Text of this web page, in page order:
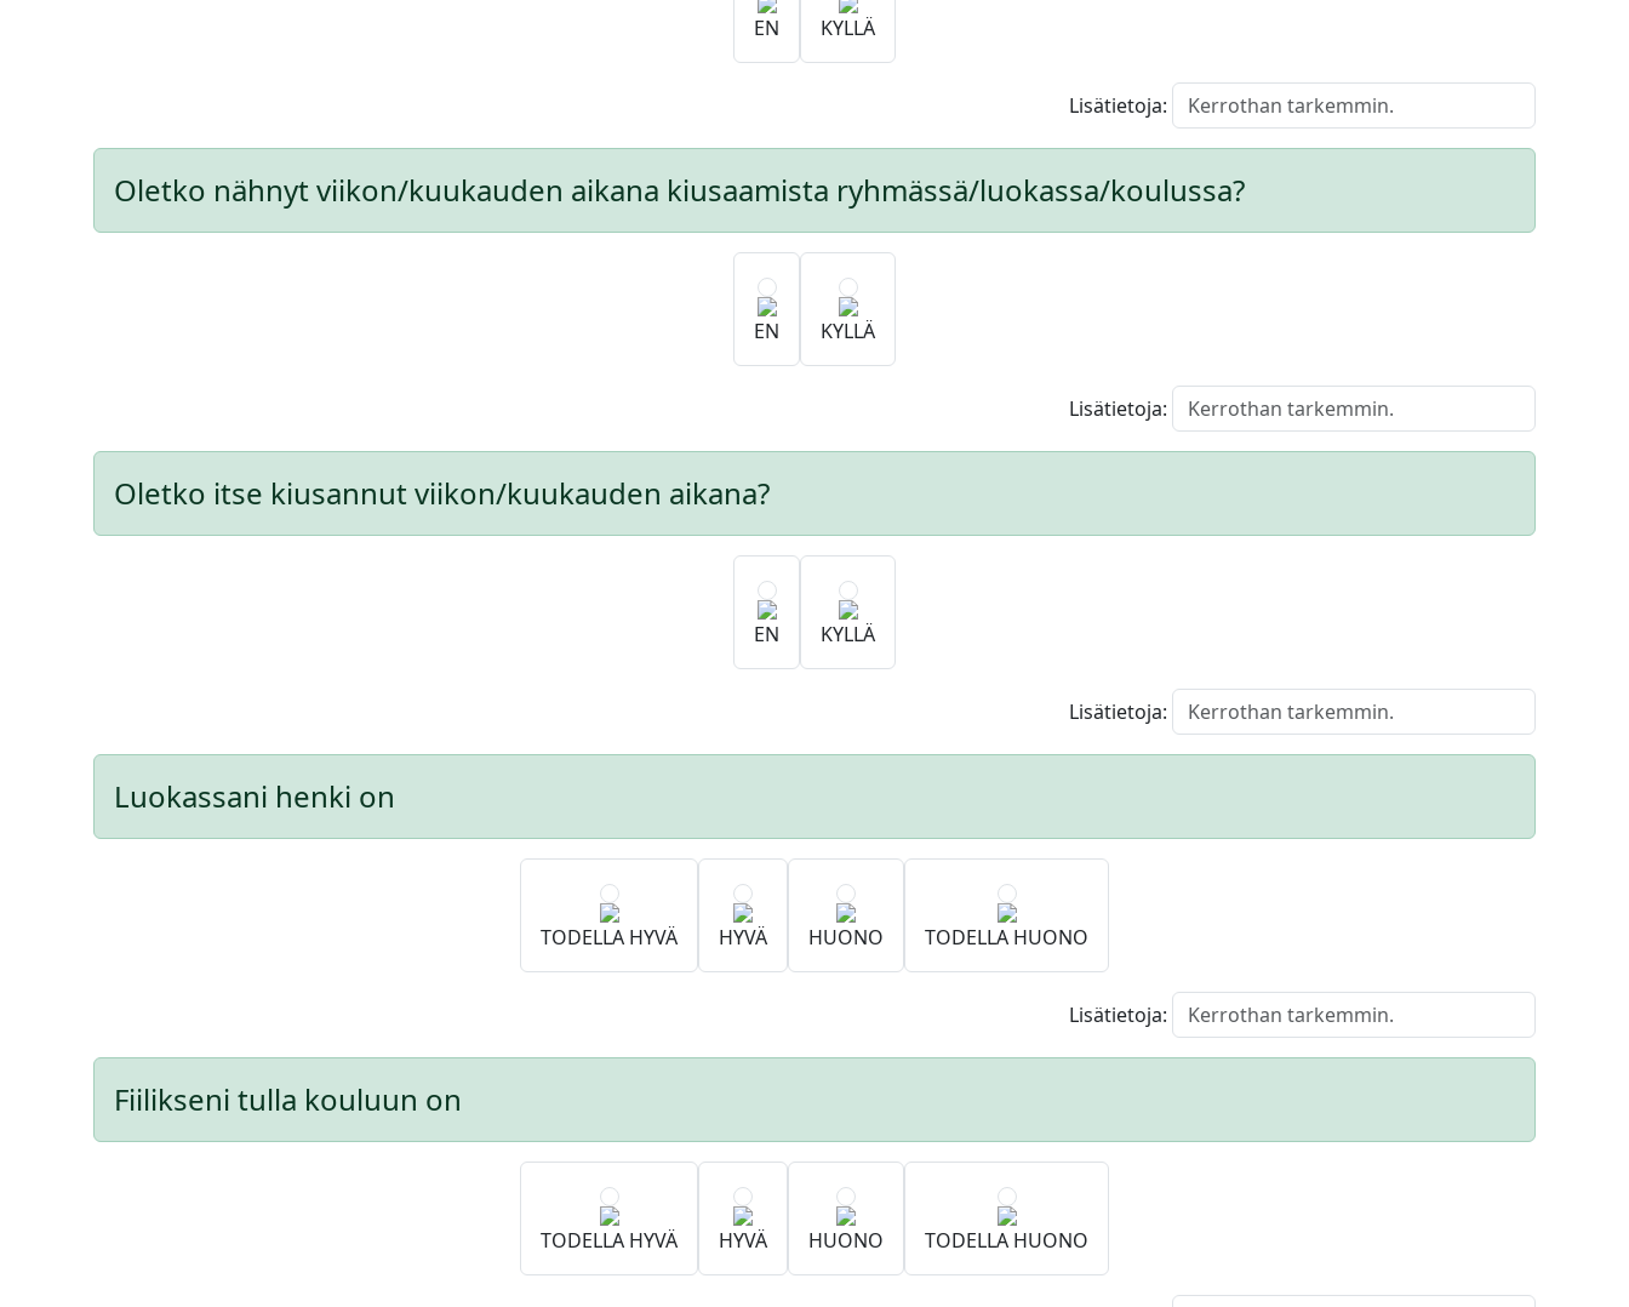
EN KYLLÄ
Lisätietoja:
Oletko nähnyt viikon/kuukauden aikana kiusaamista ryhmässä/luokassa/koulussa?
EN KYLLÄ
Lisätietoja:
Oletko itse kiusannut viikon/kuukauden aikana?
EN KYLLÄ
Lisätietoja:
Luokassani henki on
TODELLA HYVÄ HYVÄ HUONO TODELLA HUONO
Lisätietoja:
Fiilikseni tulla kouluun on
TODELLA HYVÄ HYVÄ HUONO TODELLA HUONO